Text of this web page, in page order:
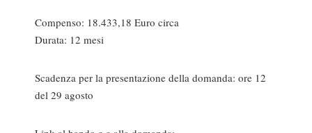
Compenso: 18.433,18 Euro circa
Durata: 12 mesi
Scadenza per la presentazione della domanda: ore 12
del 29 agosto